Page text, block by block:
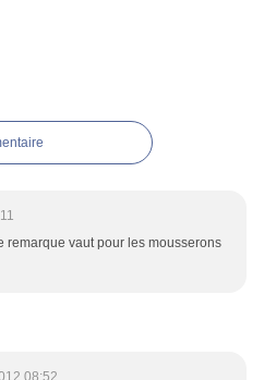
remarque vaut pour les mousserons
08:52